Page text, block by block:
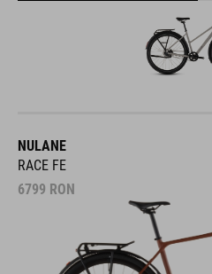
NULANE
RACE FE
6799 RON